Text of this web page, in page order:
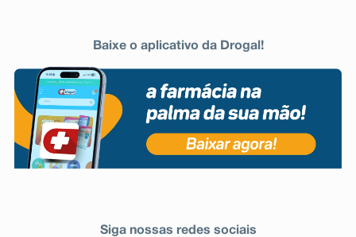
Baixe o aplicativo da Drogal!
Siga nossas redes sociais